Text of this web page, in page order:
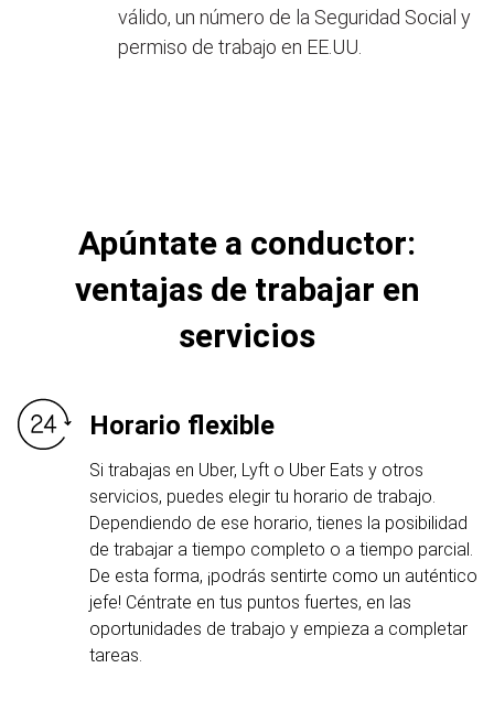
válido, un número de la Seguridad Social y
permiso de trabajo en EE.UU.
Apúntate a conductor:
ventajas de trabajar en
servicios
Horario flexible
Si trabajas en Uber, Lyft o Uber Eats y otros
servicios, puedes elegir tu horario de trabajo.
Dependiendo de ese horario, tienes la posibilidad
de trabajar a tiempo completo o a tiempo parcial.
De esta forma, ¡podrás sentirte como un auténtico
jefe! Céntrate en tus puntos fuertes, en las
oportunidades de trabajo y empieza a completar
tareas.